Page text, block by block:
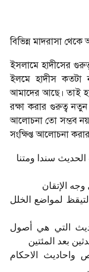
বিভিন্ন মাদরাসা থেকে
ইসলামে হাদীসের
ইলমে হাদীস কতটা
আমাদের আছে। তাই
রক্ষা করার গুরুত্ব নতুন
আলোচনা তো সম্ভব নয়
সংক্ষিপ্ত আলোচনা
سندا ومتنا
لمواضع الخلل
التي هي أصول
بعد المئتين
الاحكام